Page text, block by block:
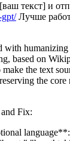
текст] и
gpt/Лучше
with
based on
the text
the core
Fix: